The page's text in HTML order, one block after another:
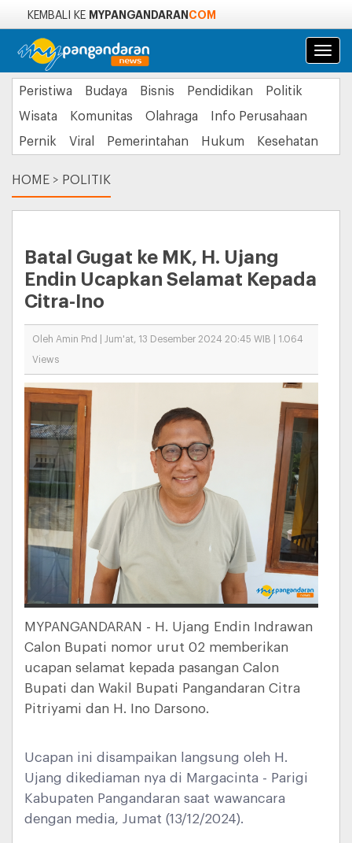
KEMBALI KE MYPANGANDARAN COM
Peristiwa Budaya Bisnis Pendidikan
Politik
Wisata
Komunitas Olahraga
Info Perusahaan
Pernik
Viral Pemerintahan Hukum Kesehatan
HOME > POLITIK
Batal Gugat ke MK, H. Ujang
Endin Ucapkan Selamat Kepada
Citra-Ino
Oleh Amin Pnd | Jum'at, 13 Desember 2024 20:45 WIB | 1.064
Views
MYPANGANDARAN - H. Ujang Endin Indrawan
Calon Bupati nomor urut 02 memberikan
ucapan selamat kepada pasangan Calon
Bupati dan Wakil Bupati Pangandaran Citra
Pitriyami dan H. Ino Darsono.
Ucapan ini disampaikan langsung oleh H.
Ujang dikediaman nya di Margacinta - Parigi
Kabupaten Pangandaran saat wawancara
dengan media, Jumat (13/12/2024).